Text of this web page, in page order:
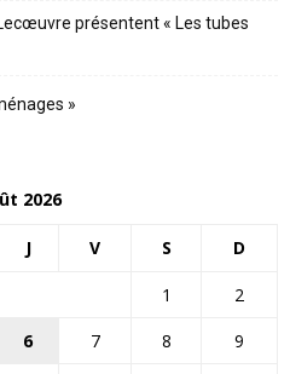
présentent « Les tubes
»
2026
J V S D
1
2
6 7 8
9